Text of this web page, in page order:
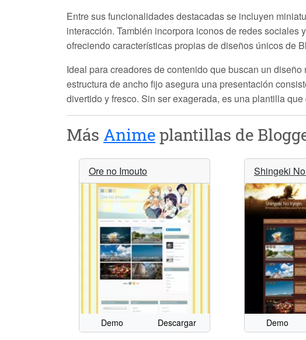
Entre sus funcionalidades destacadas se incluyen
interacción. También incorpora iconos de redes
ofreciendo características propias de diseños únicos de
Ideal para creadores de contenido que buscan un diseño
estructura de ancho fijo asegura una presentación
divertido y fresco. Sin ser exagerada, es una plantilla
Más Animeplantillas de
Ore no Imouto
Demo Descargar
Shingeki
Demo